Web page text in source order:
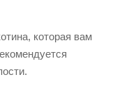
которая вам